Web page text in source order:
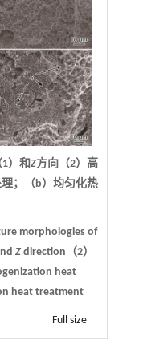
1）和Z方向（2）高
；（b）均匀化热
morphologies of
Z direction（2）
heat
heat treatment
Full size